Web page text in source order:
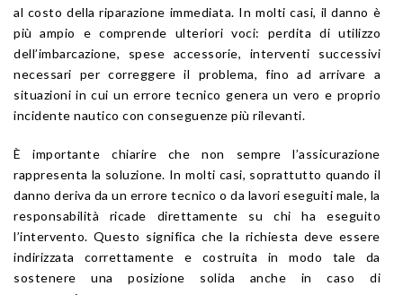
al costo della riparazione immediata. In molti casi, il danno è
più ampio e comprende ulteriori voci: perdita di utilizzo
dell’imbarcazione, spese accessorie, interventi successivi
necessari per correggere il problema, fino ad arrivare a
situazioni in cui un errore tecnico genera un vero e proprio
incidente nautico con conseguenze più rilevanti.
È importante chiarire che non sempre l’assicurazione
rappresenta la soluzione. In molti casi, soprattutto quando il
danno deriva da un errore tecnico o da lavori eseguiti male, la
responsabilità ricade direttamente su chi ha eseguito
l’intervento. Questo significa che la richiesta deve essere
indirizzata correttamente e costruita in modo tale da
sostenere una posizione solida anche in caso di